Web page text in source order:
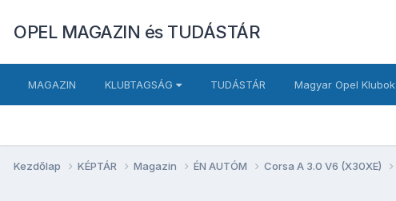
OPEL MAGAZIN és TUDÁSTÁR
MAGAZIN KLUBTAGSÁG TUDÁSTÁR Magyar Opel Klubok
Kezdőlap KÉPTÁR Magazin ÉN AUTÓM Corsa A 3.0 V6 (X30XE)